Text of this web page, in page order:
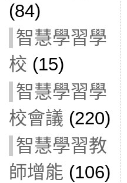
(84)
智慧學習學
校 (15)
智慧學習學
校會議 (220)
智慧學習教
師增能 (106)